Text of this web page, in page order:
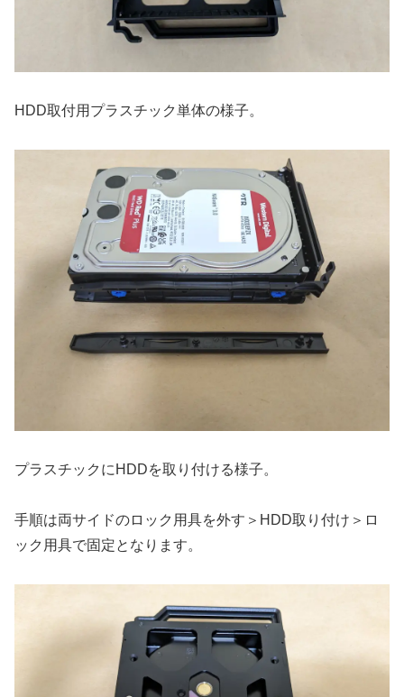
HDD取付用プラスチック単体の様子。
プラスチックにHDDを取り付ける様子。
手順は両サイドのロック用具を外す＞HDD取り付け＞ロ
ック用具で固定となります。